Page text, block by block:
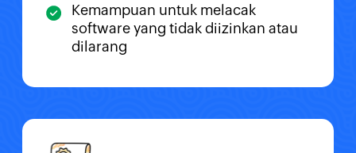
Kemampuan untuk melacak
software yang tidak diizinkan atau
dilarang